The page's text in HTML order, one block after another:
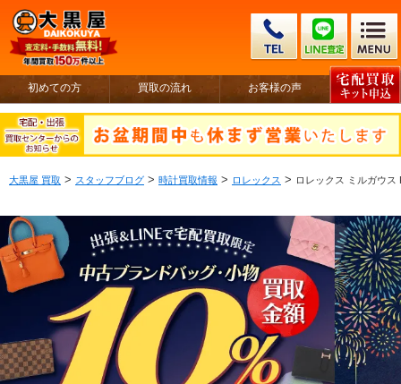
初めての方 買取の流れ お客様の声
大黒屋 買取 > スタッフブログ > 時計買取情報 > ロレックス > ロレックス ミルガウス